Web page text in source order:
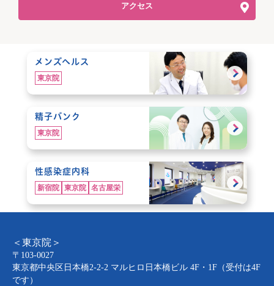
アクセス
メンズヘルス
東京院
精子バンク
東京院
性感染症内科
新宿院 東京院 名古屋栄
＜東京院＞
〒103-0027
東京都中央区日本橋2-2-2 マルヒロ日本橋ビル 4F・1F（受付は4F
です）